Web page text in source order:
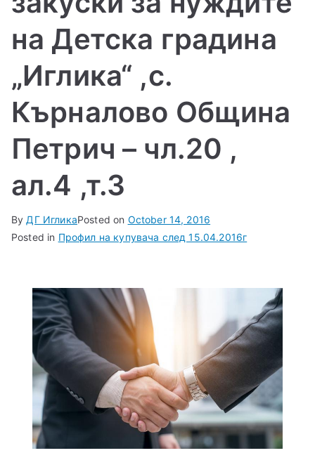
на Детска градина
„Иглика“ ,с.
Кърналово Община
Петрич – чл.20 ,
ал.4 ,т.3
By ДГ ИгликаPosted on October 14, 2016
Posted in Профил на купувача след 15.04.2016г